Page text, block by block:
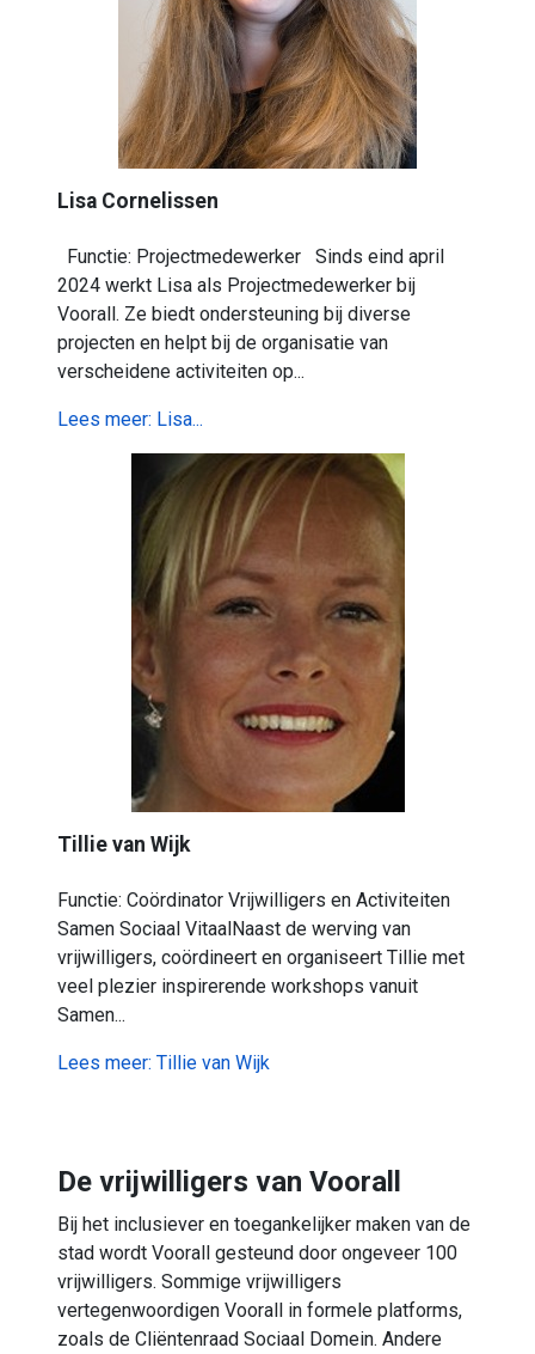
Lisa Cornelissen
Functie: Projectmedewerker Sinds eind april
2024 werkt Lisa als Projectmedewerker bij
Voorall. Ze biedt ondersteuning bij diverse
projecten en helpt bij de organisatie van
verscheidene activiteiten op...
Lees meer: Lisa...
Tillie van Wijk
Functie: Coördinator Vrijwilligers en Activiteiten
Samen Sociaal VitaalNaast de werving van
vrijwilligers, coördineert en organiseert Tillie met
veel plezier inspirerende workshops vanuit
Samen...
Lees meer: Tillie van Wijk
De vrijwilligers van Voorall
Bij het inclusiever en toegankelijker maken van de
stad wordt Voorall gesteund door ongeveer 100
vrijwilligers. Sommige vrijwilligers
vertegenwoordigen Voorall in formele platforms,
zoals de Cliëntenraad Sociaal Domein. Andere